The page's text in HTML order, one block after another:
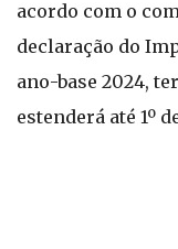
acordo com o
declaração do
ano-base 2024,
estenderá até 1º